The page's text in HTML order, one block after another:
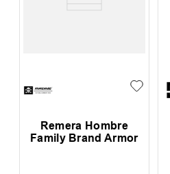
Remera Hombre
Family Brand Armor